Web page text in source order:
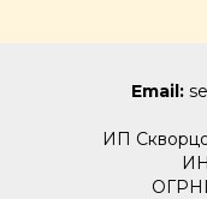
Email:
ИП